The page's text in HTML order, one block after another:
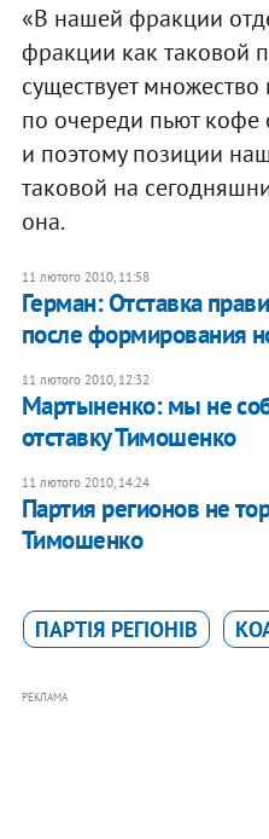
«В нашей фракции
фракции как таковой
существует
по очереди пьют кофе
и поэтому позиции
таковой на
она.
11 лютого 2010, 11:58
Герман: Отставка
после формирования
11 лютого 2010, 12:32
Мартыненко: мы не
отставку Тимошенко
11 лютого 2010, 14:24
Партия регионов не
Тимошенко
ПАРТІЯ РЕГІОНІВ
РЕКЛАМА